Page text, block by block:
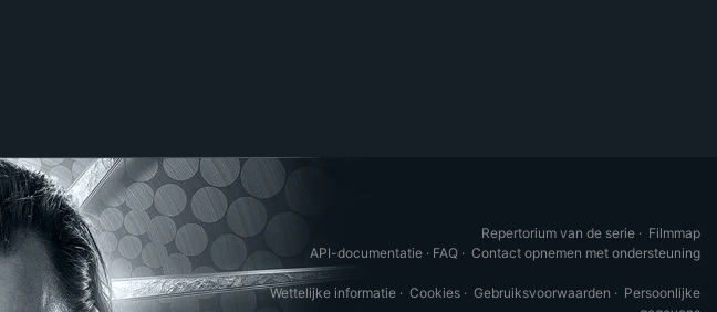
Repertorium van de serie · Filmmap
API-documentatie · FAQ · Contact opnemen met ondersteuning
Wettelijke informatie · Cookies · Gebruiksvoorwaarden · Persoonlijke